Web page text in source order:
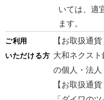
いては、適
ます。
ご利用
いただける方
【お取扱通貨
大和ネクス
の個人・法
【お取扱通貨